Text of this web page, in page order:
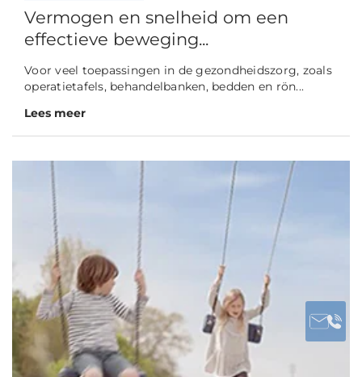
Vermogen en snelheid om een
effectieve beweging...
Voor veel toepassingen in de gezondheidszorg, zoals
operatietafels, behandelbanken, bedden en rön...
Lees meer